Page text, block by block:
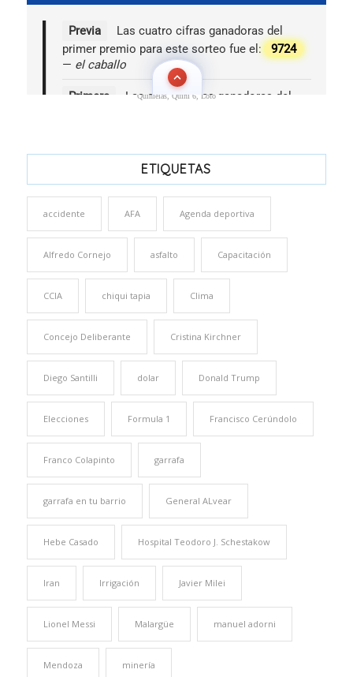
Quinielas, Quini 6, Loto
ETIQUETAS
accidente AFA Agenda deportiva
Alfredo Cornejo asfalto Capacitación
CCIA chiqui tapia Clima
Concejo Deliberante Cristina Kirchner
Diego Santilli dolar Donald Trump
Elecciones Formula 1 Francisco Cerúndolo
Franco Colapinto garrafa
garrafa en tu barrio General ALvear
Hebe Casado Hospital Teodoro J. Schestakow
Iran Irrigación Javier Milei
Lionel Messi Malargüe manuel adorni
Mendoza minería